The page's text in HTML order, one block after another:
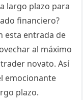
largo plazo para
financiero?
esta entrada de
al máximo
novato. Así
emocionante
plazo.